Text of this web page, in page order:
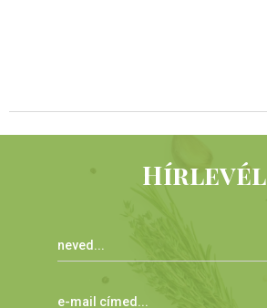
Hírlevél